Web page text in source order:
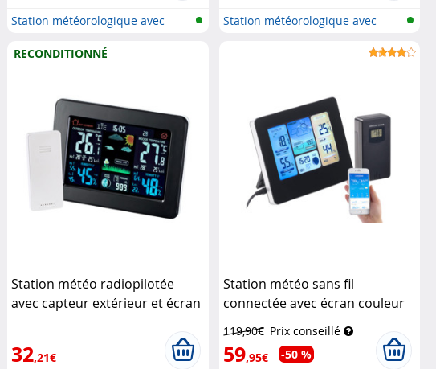
Station météorologique avec
Station météorologique avec
RECONDITIONNÉ
Station météo radiopilotée
avec capteur extérieur et écran
32,21€
Station météo sans fil
connectée avec écran couleur
Infactory
119,90€ Prix conseillé
59,95€ -50 %